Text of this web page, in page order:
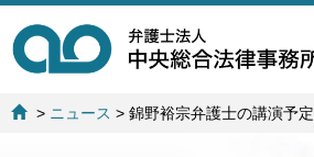
> ニュース >錦野裕宗弁護士の講演予定